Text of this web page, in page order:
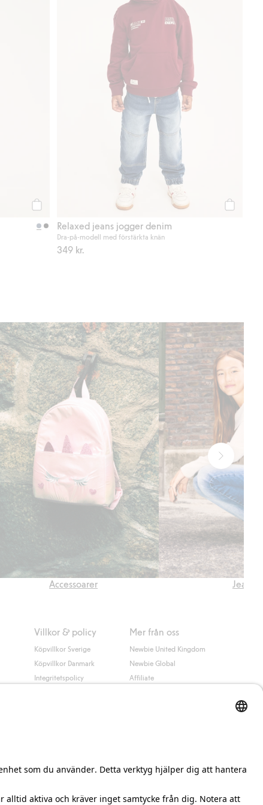
Relaxed jeans jogger denim
Dra-på-modell med förstärkta knän
349 kr.
Accessoarer Jeans
Villkor & policy
Köpvillkor Sverige
Köpvillkor Danmark
Integritetspolicy
Mer från oss
Newbie United Kingdom
Newbie Global
Affiliate